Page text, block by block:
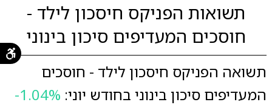
תשואות הפניקס חיסכון לילד -
חוסכים המעדיפים סיכון בינוני
תשואה הפניקס חיסכון לילד - חוסכים
המעדיפים סיכון בינוני בחודש יוני: -1.04%